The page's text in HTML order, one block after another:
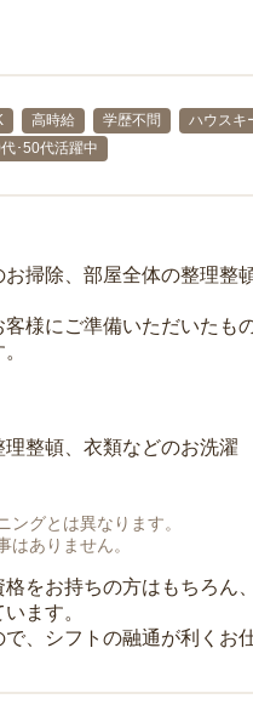
高時給 学歴不問 ハウスキ
･50代活躍中
掃除、部屋全体の整理整
様にご準備いただいたも
整頓、衣類などのお洗濯
グとは異なります。
ありません。
をお持ちの方はもちろん
ます。
、シフトの融通が利くお